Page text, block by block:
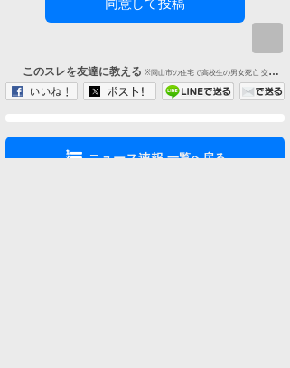
このスレを友達に教える
ニュース速報 一覧へ戻る